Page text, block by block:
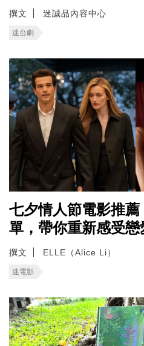
撰文 迷誠品內容中心
迷台劇
七夕情人節電影推
單，帶你重新感受戀
撰文 ELLE（Alice Li）
迷電影